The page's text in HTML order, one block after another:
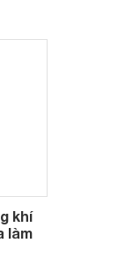
khí
làm